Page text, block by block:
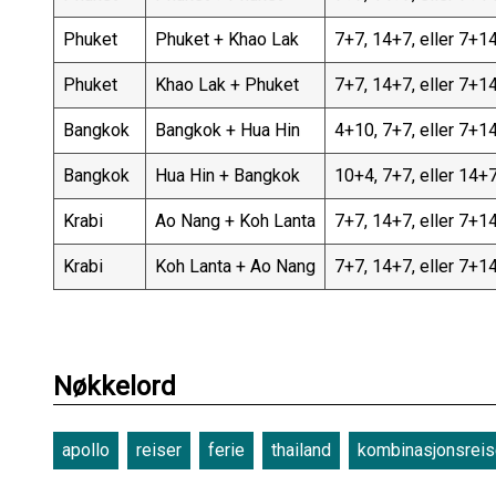
Phuket Phuket + Khao Lak 7+7, 14+7, eller
Phuket Khao Lak + Phuket 7+7, 14+7, eller
Bangkok Bangkok + Hua Hin 4+10, 7+7, eller
Bangkok Hua Hin + Bangkok 10+4, 7+7, eller
Krabi Ao Nang + Koh Lanta 7+7, 14+7, eller
Krabi Koh Lanta + Ao Nang 7+7, 14+7, eller
Nøkkelord
apollo reiser ferie thailand